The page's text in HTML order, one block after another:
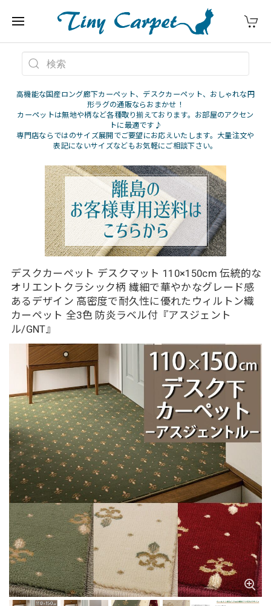
高機能な国産ロング廊下カーペット、デスクカーペット、おしゃれな円
形ラグの通販ならおまかせ！
カーペットは無地や柄など各種取り揃えております。お部屋のアクセン
トに最適です♪
専門店ならではのサイズ展開でご要望にお応えいたします。大量注文や
表記にないサイズなどもお気軽にご相談下さい。
デスクカーペット デスクマット 110×150cm 伝統的な
オリエントクラシック柄 繊細で華やかなグレード感
あるデザイン 高密度で耐久性に優れたウィルトン織
カーペット 全3色 防炎ラベル付『アスジェント
ル/GNT』